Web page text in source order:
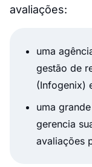
avaliações:
uma
gestão de
(Infogenix)
uma
gerencia
avaliações